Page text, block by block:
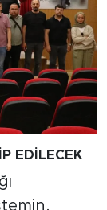
EDİLECEK